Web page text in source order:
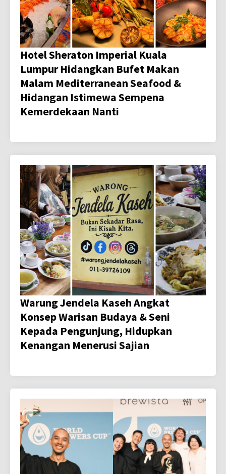
Hotel Sheraton Imperial Kuala
Lumpur Hidangkan Bufet Makan
Malam Mediterranean Seafood &
Hidangan Istimewa Sempena
Kemerdekaan Nanti
Warung Jendela Kaseh Angkat
Konsep Warisan Budaya & Seni
Kepada Pengunjung, Hidupkan
Kenangan Menerusi Sajian